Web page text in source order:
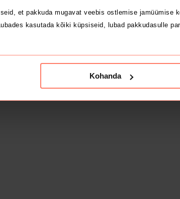
et pakkuda mugavat veebis ostlemise jamüümise
kasutada kõiki küpsiseid, lubad pakkudasulle
Kohanda